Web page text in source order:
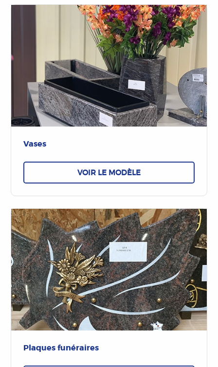
Vases
VOIR LE MODÈLE
Plaques funéraires